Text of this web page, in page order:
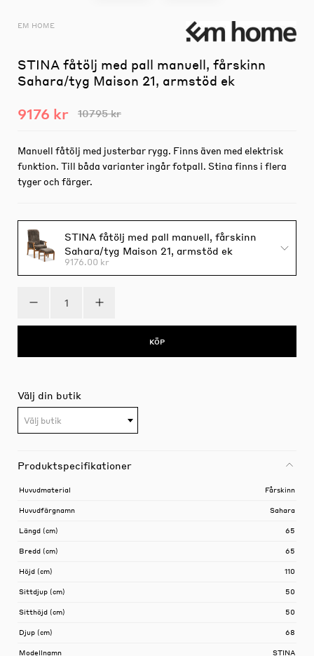
EM HOME
STINA fåtölj med pall manuell, fårskinn
Sahara/tyg Maison 21, armstöd ek
9176 kr 10795 kr
Manuell fåtölj med justerbar rygg. Finns även med elektrisk
funktion. Till båda varianter ingår fotpall. Stina finns i flera
tyger och färger.
STINA fåtölj med pall manuell, fårskinn
Sahara/tyg Maison 21, armstöd ek
9176.00 kr
KÖP
Välj din butik
Välj butik
Produktspecifikationer
Huvudmaterial Fårskinn
Huvudfärgnamn Sahara
Längd (cm) 65
Bredd (cm) 65
Höjd (cm) 110
Sittdjup (cm) 50
Sitthöjd (cm) 50
Djup (cm) 68
Modellnamn STINA